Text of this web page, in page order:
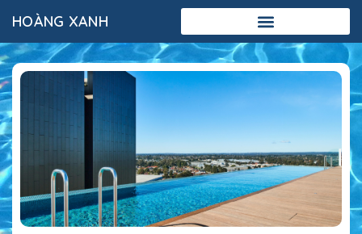
HOÀNG XANH
Add Your Heading Text Here